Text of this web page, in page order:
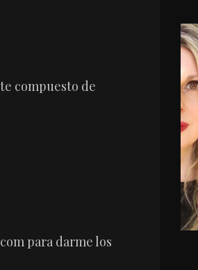
compuesto de
para darme los